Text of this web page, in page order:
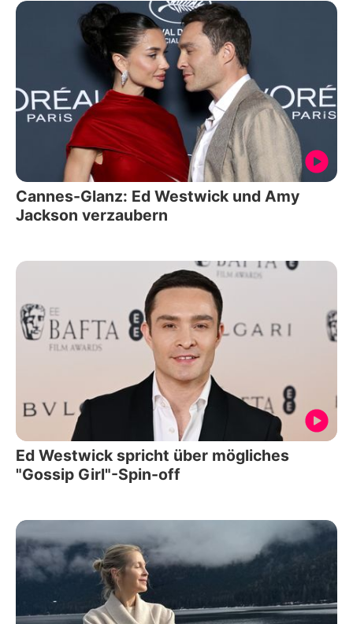
Cannes-Glanz: Ed Westwick und Amy
Jackson verzaubern
Ed Westwick spricht über mögliches
"Gossip Girl"-Spin-off